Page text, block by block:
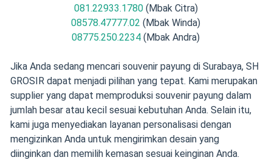
081.22933.1780(Mbak Citra)
08578.47777.02 (Mbak Winda)
08775.250.2234 (Mbak Andra)
Jika Anda sedang mencari souvenir payung di Surabaya, SH
GROSIR dapat menjadi pilihan yang tepat. Kami merupakan
supplier yang dapat memproduksi souvenir payung dalam
jumlah besar atau kecil sesuai kebutuhan Anda. Selain itu,
kami juga menyediakan layanan personalisasi dengan
mengizinkan Anda untuk mengirimkan desain yang
diinginkan dan memilih kemasan sesuai keinginan Anda.